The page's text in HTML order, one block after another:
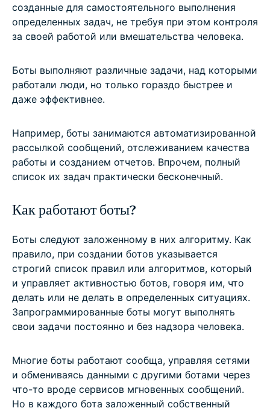
созданные для самостоятельного выполнения
определенных задач, не требуя при этом контроля
за своей работой или вмешательства человека.
Боты выполняют различные задачи, над которыми
работали люди, но только гораздо быстрее и
даже эффективнее.
Например, боты занимаются автоматизированной
рассылкой сообщений, отслеживанием качества
работы и созданием отчетов. Впрочем, полный
список их задач практически бесконечный.
Как работают боты?
Боты следуют заложенному в них алгоритму. Как
правило, при создании ботов указывается
строгий список правил или алгоритмов, который
и управляет активностью ботов, говоря им, что
делать или не делать в определенных ситуациях.
Запрограммированные боты могут выполнять
свои задачи постоянно и без надзора человека.
Многие боты работают сообща, управляя сетями
и обмениваясь данными с другими ботами через
что-то вроде сервисов мгновенных сообщений.
Но в каждого бота заложенный собственный